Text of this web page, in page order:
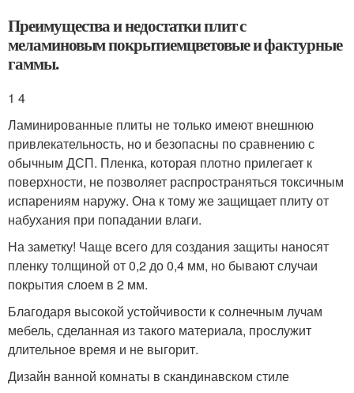
Преимущества и недостатки плит с
меламиновым покрытиемцветовые и фактурные
гаммы.
1 4
Ламинированные плиты не только имеют внешнюю
привлекательность, но и безопасны по сравнению с
обычным ДСП. Пленка, которая плотно прилегает к
поверхности, не позволяет распространяться токсичным
испарениям наружу. Она к тому же защищает плиту от
набухания при попадании влаги.
На заметку! Чаще всего для создания защиты наносят
пленку толщиной от 0,2 до 0,4 мм, но бывают случаи
покрытия слоем в 2 мм.
Благодаря высокой устойчивости к солнечным лучам
мебель, сделанная из такого материала, прослужит
длительное время и не выгорит.
Дизайн ванной комнаты в скандинавском стиле